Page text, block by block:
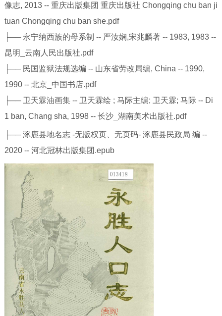
像志, 2013 -- 重庆出版集团 重庆出版社 Chongqing chu ban ji
tuan Chongqing chu ban she.pdf
├── 永宁纳西族的母系制 -- 严汝娴,宋兆麟著 -- 1983, 1983 --
昆明_云南人民出版社.pdf
├── 民国监狱法规选编 -- 山东省劳改局编, China -- 1990,
1990 -- 北京_中国书店.pdf
├── 卫天霖油画集 -- 卫天霖绘 ; 马际主编; 卫天霖; 马际 -- Di
1 ban, Chang sha, 1998 -- 长沙_湖南美术出版社.pdf
├── 涿鹿县地名志 -无版权页、无页码- 涿鹿县民政局 编 --
2020 -- 河北冠林出版集团.epub